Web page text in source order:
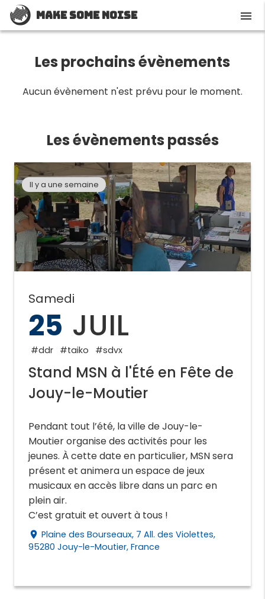
Make Some Noise menu
Les prochains évènements
Aucun évènement n'est prévu pour le moment.
Les évènements passés
Il y a une semaine
Samedi
25 JUIL
#ddr #taiko #sdvx
Stand MSN à l'Été en Fête de
Jouy-le-Moutier
Pendant tout l’été, la ville de Jouy-le-
Moutier organise des activités pour les
jeunes. À cette date en particulier, MSN sera
présent et animera un espace de jeux
musicaux en accès libre dans un parc en
plein air.
C’est gratuit et ouvert à tous !
place Plaine des Bourseaux, 7 All. des Violettes,
95280 Jouy-le-Moutier, France